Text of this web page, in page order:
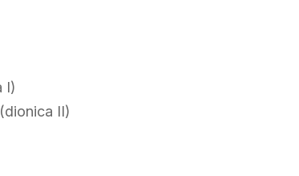
I)
II)